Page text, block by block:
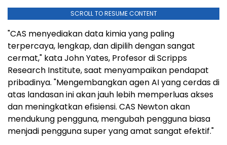
SCROLL TO RESUME CONTENT
"CAS menyediakan data kimia yang paling
terpercaya, lengkap, dan dipilih dengan sangat
cermat," kata John Yates, Profesor di Scripps
Research Institute, saat menyampaikan pendapat
pribadinya. "Mengembangkan agen AI yang cerdas di
atas landasan ini akan jauh lebih memperluas akses
dan meningkatkan efisiensi. CAS Newton akan
mendukung pengguna, mengubah pengguna biasa
menjadi pengguna super yang amat sangat efektif."